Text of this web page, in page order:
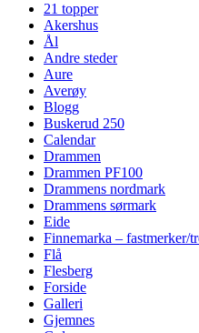
21 topper
Akershus
Ål
Andre steder
Aure
Averøy
Blogg
Buskerud 250
Calendar
Drammen
Drammen PF100
Drammens nordmark
Drammens sørmark
Eide
Finnemarka – fastmerker/
Flå
Flesberg
Forside
Galleri
Gjemnes